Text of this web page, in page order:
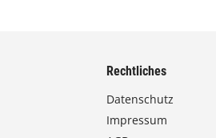
Rechtliches
Datenschutz
Impressum